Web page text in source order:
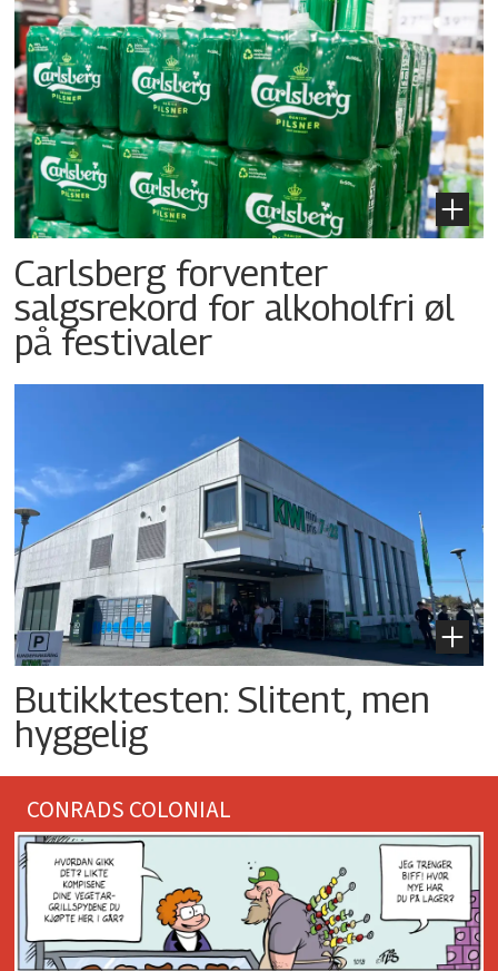
Carlsberg forventer
salgsrekord for alkoholfri øl
på festivaler
Butikktesten: Slitent, men
hyggelig
CONRADS COLONIAL